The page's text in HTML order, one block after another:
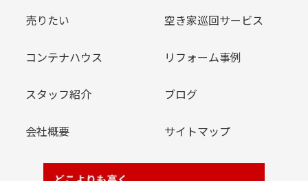
売りたい 空き家巡回サービス
コンテナハウス リフォーム事例
スタッフ紹介 ブログ
会社概要 サイトマップ